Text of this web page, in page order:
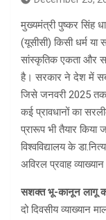
मुख्यमंत्री पुष्कर सिंह
(यूसीसी) किसी धर्म
सांस्कृतिक एकता और
है। सरकार ने देश में
जिसे जनवरी 2025 तक
कई प्रावधानों का
प्रारूप भी तैयार किया
विश्वविद्यालय के
अविरल प्रवाह
सशक्त भू-कानून लागू
दो दिवसीय व्याख्यान